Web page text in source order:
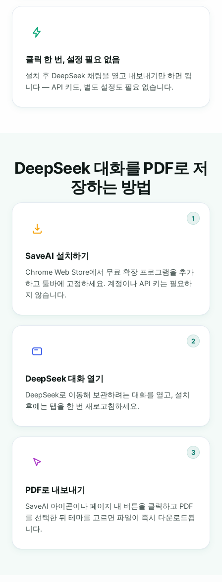
클릭 한 번, 설정 필요 없음
설치 후 DeepSeek 채팅을 열고 내보내기만 하면 됩
니다 — API 키도, 별도 설정도 필요 없습니다.
DeepSeek 대화를 PDF로 저
장하는 방법
1
SaveAI 설치하기
Chrome Web Store에서 무료 확장 프로그램을 추가
하고 툴바에 고정하세요. 계정이나 API 키는 필요하
지 않습니다.
2
DeepSeek 대화 열기
DeepSeek로 이동해 보관하려는 대화를 열고, 설치
후에는 탭을 한 번 새로고침하세요.
3
PDF로 내보내기
SaveAI 아이콘이나 페이지 내 버튼을 클릭하고 PDF
를 선택한 뒤 테마를 고르면 파일이 즉시 다운로드됩
니다.